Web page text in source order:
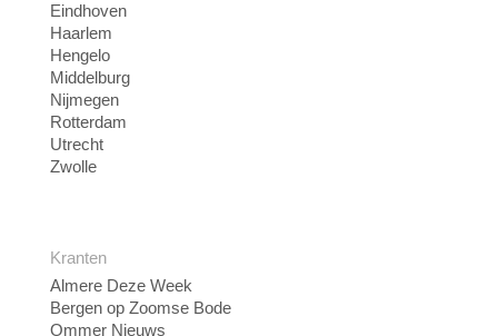
Eindhoven
Haarlem
Hengelo
Middelburg
Nijmegen
Rotterdam
Utrecht
Zwolle
Kranten
Almere Deze Week
Bergen op Zoomse Bode
Ommer Nieuws